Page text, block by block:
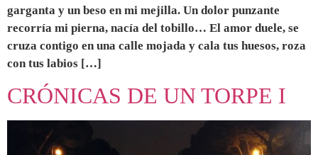
garganta y un beso en mi mejilla. Un dolor punzante
recorría mi pierna, nacía del tobillo… El amor duele, se
cruza contigo en una calle mojada y cala tus huesos, roza
con tus labios […]
CRÓNICAS DE UN TORPE I